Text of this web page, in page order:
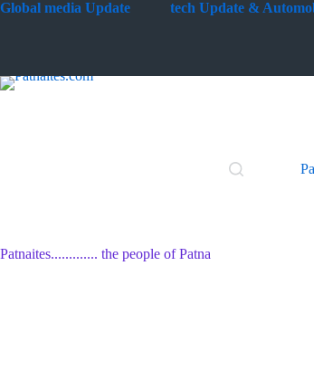
Skip
Global media Update tech Update &
Patnaites............. the people of Patna